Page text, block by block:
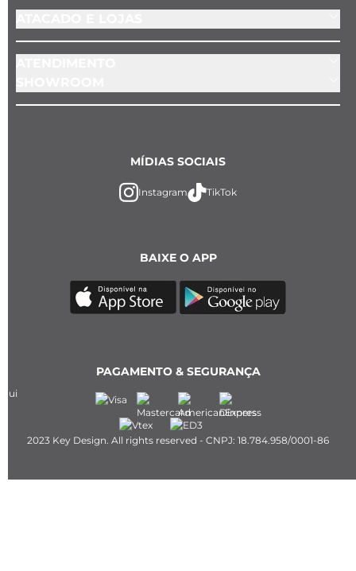
BAIXE O APP
MÍDIAS SOCIAIS
Instagram TikTok
PAGAMENTO & SEGURANÇA
2023 Key Design. All rights reserved - CNPJ: 18.784.958/0001-86